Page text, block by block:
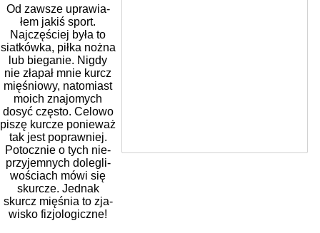
Od zawsze upra­wia­
łem jakiś sport.
Najczęściej była to
siat­kówka, piłka nożna
lub bie­ga­nie. Nigdy
nie zła­pał mnie kurcz
mię­śniowy, nato­miast
moich zna­jo­mych
dosyć często. Celowo
piszę kur­cze ponie­waż
tak jest popraw­niej.
Potocznie o tych nie­
przy­jem­nych dole­gli­
wo­ściach mówi się
skur­cze. Jednak
skurcz mię­śnia to zja­
wi­sko fizjologiczne!